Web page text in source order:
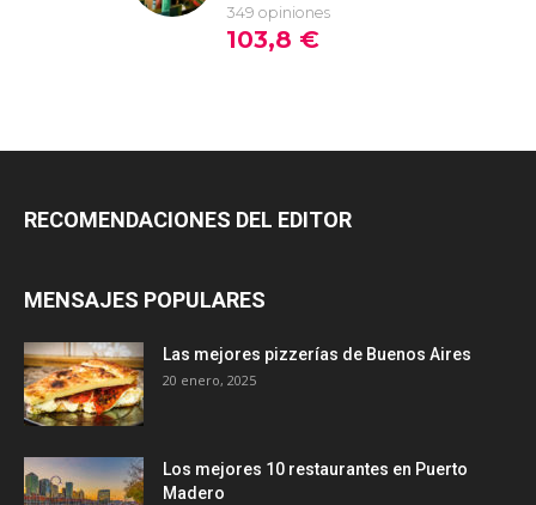
RECOMENDACIONES DEL EDITOR
MENSAJES POPULARES
Las mejores pizzerías de Buenos Aires
20 enero, 2025
Los mejores 10 restaurantes en Puerto
Madero